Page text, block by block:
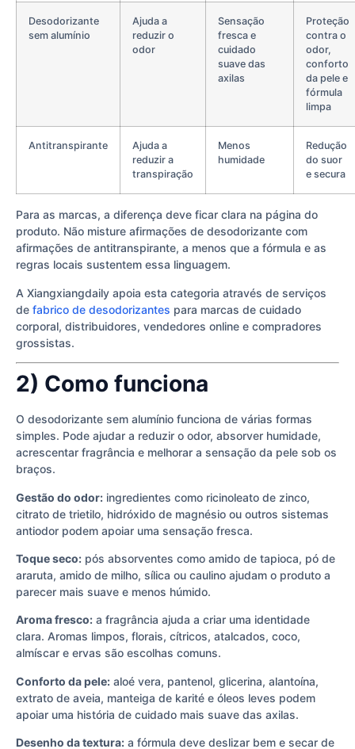
Desodorizante
sem alumínio
Ajuda a
reduzir o
odor
Sensação
fresca e
cuidado
suave das
axilas
Proteção
contra o
odor,
conforto
da pele e
fórmula
limpa
Antitranspirante
Ajuda a
reduzir a
transpiração
Menos
humidade
Redução
do suor
e secura
Para as marcas, a diferença deve ficar clara na página do
produto. Não misture afirmações de desodorizante com
afirmações de antitranspirante, a menos que a fórmula e as
regras locais sustentem essa linguagem.
A Xiangxiangdaily apoia esta categoria através de serviços
de fabrico de desodorizantes para marcas de cuidado
corporal, distribuidores, vendedores online e compradores
grossistas.
2) Como funciona
O desodorizante sem alumínio funciona de várias formas
simples. Pode ajudar a reduzir o odor, absorver humidade,
acrescentar fragrância e melhorar a sensação da pele sob os
braços.
Gestão do odor: ingredientes como ricinoleato de zinco,
citrato de trietilo, hidróxido de magnésio ou outros sistemas
antiodor podem apoiar uma sensação fresca.
Toque seco: pós absorventes como amido de tapioca, pó de
araruta, amido de milho, sílica ou caulino ajudam o produto a
parecer mais suave e menos húmido.
Aroma fresco: a fragrância ajuda a criar uma identidade
clara. Aromas limpos, florais, cítricos, atalcados, coco,
almíscar e ervas são escolhas comuns.
Conforto da pele: aloé vera, pantenol, glicerina, alantoína,
extrato de aveia, manteiga de karité e óleos leves podem
apoiar uma história de cuidado mais suave das axilas.
Desenho da textura: a fórmula deve deslizar bem e secar de